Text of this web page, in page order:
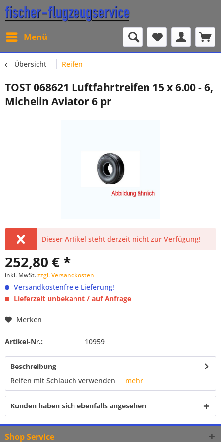
Menü
Übersicht Reifen
TOST 068621 Luftfahrtreifen 15 x 6.00 - 6,
Michelin Aviator 6 pr
Dieser Artikel steht derzeit nicht zur Verfügung!
252,80 € *
inkl. MwSt.zzgl. Versandkosten
Versandkostenfreie Lieferung!
Lieferzeit unbekannt / auf Anfrage
Merken
Artikel-Nr.: 10959
Beschreibung
Reifen mit Schlauch verwenden mehr
Kunden haben sich ebenfalls angesehen
Shop Service